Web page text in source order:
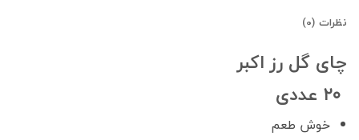
نظرات (0)
چای گل رز اکبر
خوش طعم